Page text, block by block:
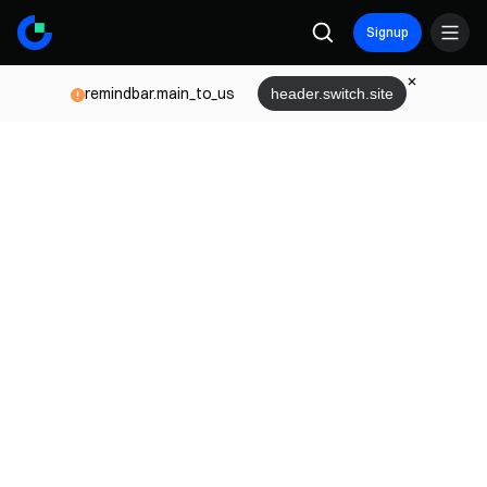
Signup
remindbar.main_to_us header.switch.site